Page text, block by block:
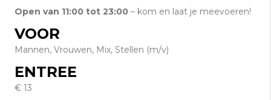
Open van 11:00 tot 23:00 – kom en laat je meevoeren!
VOOR
Mannen, Vrouwen, Mix, Stellen (m/v)
ENTREE
€ 13